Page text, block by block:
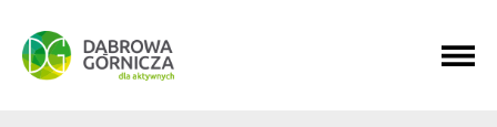
PRZEJDŹ DO MENU GŁÓWNEGO
PRZEJDŹ DO WYSZUKIWARKI
PRZEJDŹ DO TREŚCI